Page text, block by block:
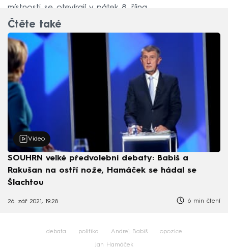
místnosti se otevírají v pátek 8. října.
Čtěte také
Video
SOUHRN velké předvolební debaty: Babiš a
Rakušan na ostří nože, Hamáček se hádal se
Šlachtou
26. zář 2021, 19:28 6 min čtení
debata politika Andrej Babiš opozice
Jan Hamáček